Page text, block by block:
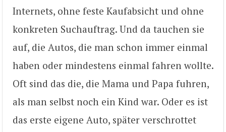
Internets, ohne feste Kaufabsicht und ohne
konkreten Suchauftrag. Und da tauchen sie
auf, die Autos, die man schon immer einmal
haben oder mindestens einmal fahren wollte.
Oft sind das die, die Mama und Papa fuhren,
als man selbst noch ein Kind war. Oder es ist
das erste eigene Auto, später verschrottet